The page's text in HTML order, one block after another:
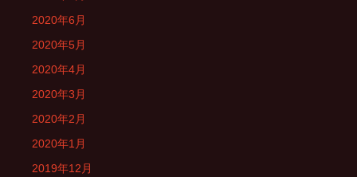
2020年6月
2020年5月
2020年4月
2020年3月
2020年2月
2020年1月
2019年12月